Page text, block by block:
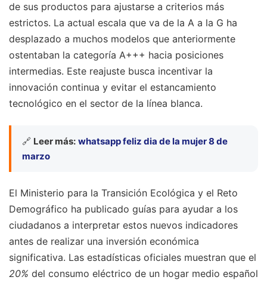
de sus productos para ajustarse a criterios más
estrictos. La actual escala que va de la A a la G ha
desplazado a muchos modelos que anteriormente
ostentaban la categoría A+++ hacia posiciones
intermedias. Este reajuste busca incentivar la
innovación continua y evitar el estancamiento
tecnológico en el sector de la línea blanca.
🔗 Leer más: whatsapp feliz dia de la mujer 8 de
marzo
El Ministerio para la Transición Ecológica y el Reto
Demográfico ha publicado guías para ayudar a los
ciudadanos a interpretar estos nuevos indicadores
antes de realizar una inversión económica
significativa. Las estadísticas oficiales muestran que el
20% del consumo eléctrico de un hogar medio español